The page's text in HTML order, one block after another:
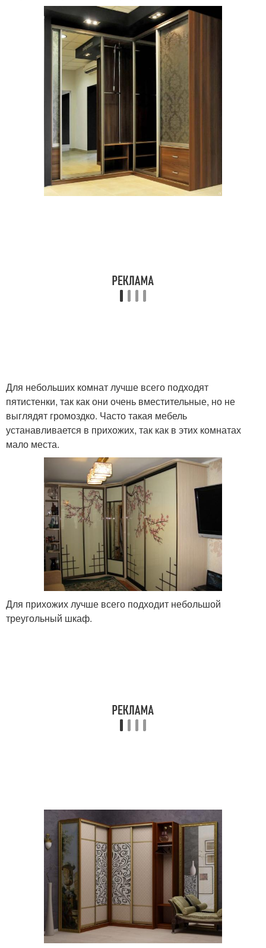
Для небольших комнат лучше всего подходят
пятистенки, так как они очень вместительные, но не
выглядят громоздко. Часто такая мебель
устанавливается в прихожих, так как в этих комнатах
мало места.
Для прихожих лучше всего подходит небольшой
треугольный шкаф.